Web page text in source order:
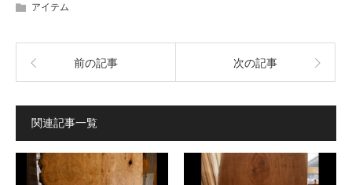
アイテム
前の記事 次の記事
関連記事一覧